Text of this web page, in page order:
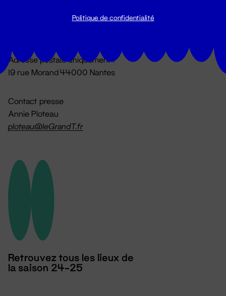
Du lundi au vendredi 14h → 18h
Adresse postale uniquement :
19 rue Morand 44000 Nantes
Contact presse
Annie Ploteau
ploteau@leGrandT.fr
Retrouvez tous les lieux de
la saison 24-25
Politique de confidentialité